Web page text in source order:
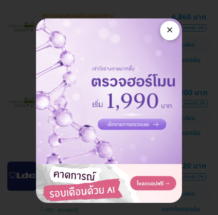
HD ออกค่าประเมินให้! สูงสุด 500 บ.
ถูกที่สุดเมื่อจองกับ HD
รักษารากฟันกรามน้อย 1 ซี่
คลินิกกลางเมืองทันตกรรม
ขอนแก่น
6,860 บาท
7,000 บาท ประหยัด 2%
ดูรายละเอียด
แชทกับแอดมิน
ปรึกษาแพทย์ก่อนทำ ฟรี!
รักษารากฟันกรามใหญ่ 1 ซี่
คลินิกกลางเมืองทันตกรรม
ขอนแก่น
9,800 บาท
10,000 บาท ประหยัด 2%
ดูรายละเอียด
แชทกับแอดมิน
HD ออกค่าประเมินให้! สูงสุด 500 บ.
รักษารากฟันกรามน้อย 1 ซี่ (เฉพาะสาขา
ตรังและสุราษฎร์)
LDC Dental
ตรัง , สุราษฎ์ธานี
8,820 บาท
9,000 บาท ประหยัด 2%
ดูรายละเอียด
แชทกับแอดมิน
×